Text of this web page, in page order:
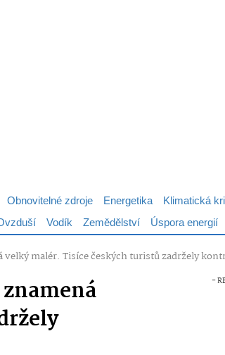
Obnovitelné zdroje Energetika Klimatická
Vodík Zemědělství Úspora energií
velký malér. Tisíce českých turistů zadržely